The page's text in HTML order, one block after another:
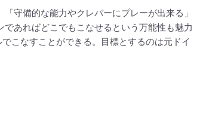
守備的な能力やクレバーにプレーが出来る」
あればどこでもこなせるという万能性も魅力
こなすことができる。目標とするのは元ドイ